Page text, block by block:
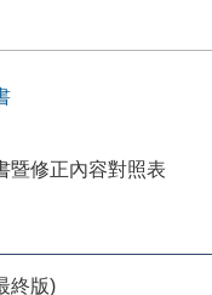
暨修正內容對照表
終版)